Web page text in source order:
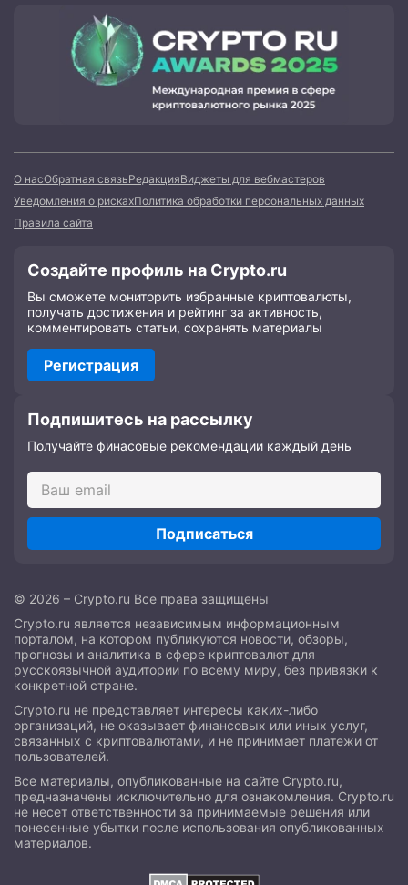
О насОбратная связьРедакцияВиджеты для вебмастеров
Уведомления о рискахПолитика обработки персональных данных
Правила сайта
Создайте профиль на Crypto.ru
Вы сможете мониторить избранные криптовалюты,
получать достижения и рейтинг за активность,
комментировать статьи, сохранять материалы
Регистрация
Подпишитесь на рассылку
Получайте финасовые рекомендации каждый день
Подписаться
© 2026 – Crypto.ru Все права защищены
Crypto.ru является независимым информационным
порталом, на котором публикуются новости, обзоры,
прогнозы и аналитика в сфере криптовалют для
русскоязычной аудитории по всему миру, без привязки к
конкретной стране.
Crypto.ru не представляет интересы каких-либо
организаций, не оказывает финансовых или иных услуг,
связанных с криптовалютами, и не принимает платежи от
пользователей.
Все материалы, опубликованные на сайте Crypto.ru,
предназначены исключительно для ознакомления. Crypto.ru
не несет ответственности за принимаемые решения или
понесенные убытки после использования опубликованных
материалов.